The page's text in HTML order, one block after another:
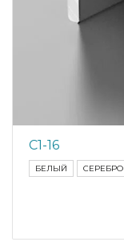
С1-16
БЕЛЫЙ СЕРЕБРО